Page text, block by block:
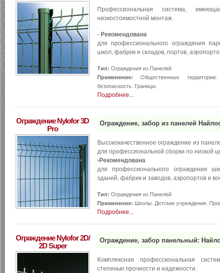
Профессиональная система,
низкостоимостной монтаж.
- Рекомендована
для профессионального ограждения
школ, фабрик и складов, портов,
Тип: Ограждения из Панелей
Применение: Общественные
безопасность. Границы.
Подробнее...
Ограждение Nylofor 3D
Pro
Ограждение, забор из панелей
Высококачественное ограждение из
для профессиональной сборки по низкой
-Рекомендована
для профессионального ограждения
зданий, фабрик и заводов, аэропортов и
Тип: Ограждения из Панелей
Применение: Школы. Детские учреждения.
Подробнее...
Ограждение Nylofor 2D/
2D Super
Ограждение, забор панельный:
Комплексная профессиональная
степенью прочности и надежности.